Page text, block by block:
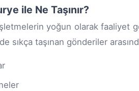
ile Ne Taşınır?
yoğun olarak faaliyet
sıkça taşınan gönderiler